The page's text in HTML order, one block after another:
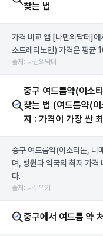
찾는 법
가격 비교 앱 [나만의닥터] 에
소트레티노인) 가격은 평
출처: 나만의닥터
중구 여드름약(이소
찾는 법 (여드름약(
지 : 가격이 가장 싼
중구 여드름약(이소티논, 니
며, 병원과 약국의 최저 가격
다.
출처: 나무위키
중구에서 여드름 약